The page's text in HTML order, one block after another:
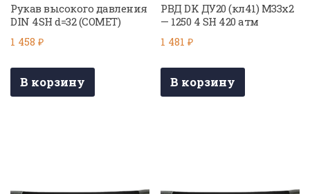
Рукав высокого давления
DIN 4SH d=32 (COMET)
1 458 ₽
В корзину
РВД DK ДУ20 (кл41) М33х2
— 1250 4 SH 420 атм
1 481₽
В корзину